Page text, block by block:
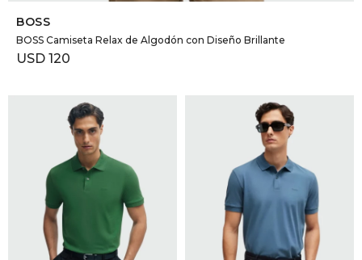
BOSS
BOSS Camiseta Relax de Algodón con Diseño Brillante
USD 120